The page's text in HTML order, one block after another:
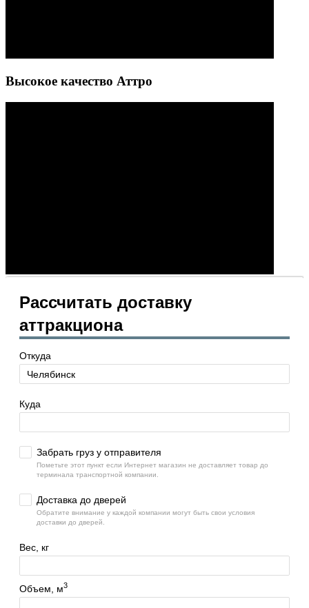
Высокое качество Аттро
Рассчитать доставку
аттракциона
Откуда
Куда
Забрать груз у отправителя
Пометьте этот пункт если Интернет магазин не доставляет товар до
терминала транспортной компании.
Доставка до дверей
Обратите внимание у каждой компании могут быть свои условия
доставки до дверей.
Вес, кг
Объем, м3